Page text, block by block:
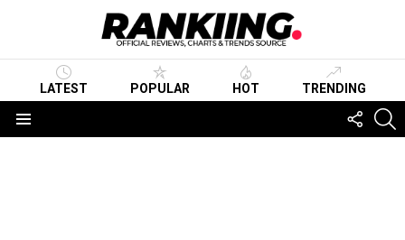
LATEST POPULAR HOT TRENDING
US